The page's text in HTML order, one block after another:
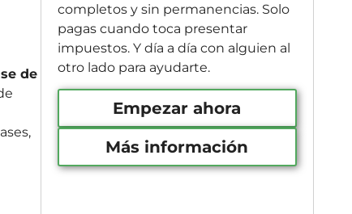
de
completos y sin permanencias. Solo
pagas cuando toca presentar
impuestos. Y día a día con alguien al
otro lado para ayudarte.
Empezar ahora
Más información